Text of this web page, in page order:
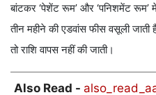
बांटकर ‘पेशेंट रूम’ और ‘पनिशमेंट
तीन महीने की एडवांस फीस वसूली
तो राशि वापस नहीं की जाती।
Also Read -